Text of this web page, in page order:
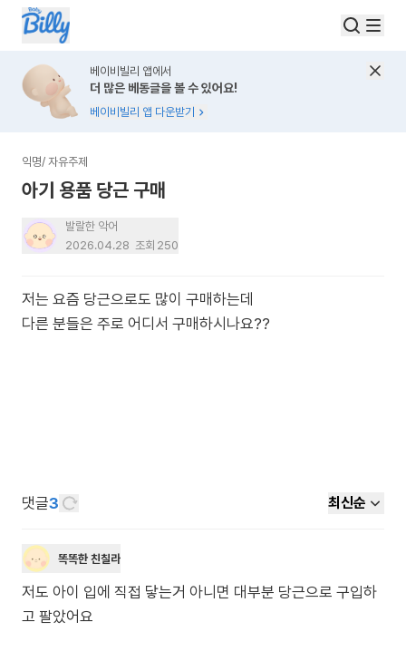
베이비빌리 앱에서
더 많은 베동글을 볼 수 있어요!
베이비빌리 앱 다운받기
익명/ 자유주제
아기 용품 당근 구매
발랄한 악어
2026.04.28 조회 250
저는 요즘 당근으로도 많이 구매하는데
다른 분들은 주로 어디서 구매하시나요??
댓글3 최신순
똑똑한 친칠라
저도 아이 입에 직접 닿는거 아니면 대부분 당근으로 구입하
고 팔았어요